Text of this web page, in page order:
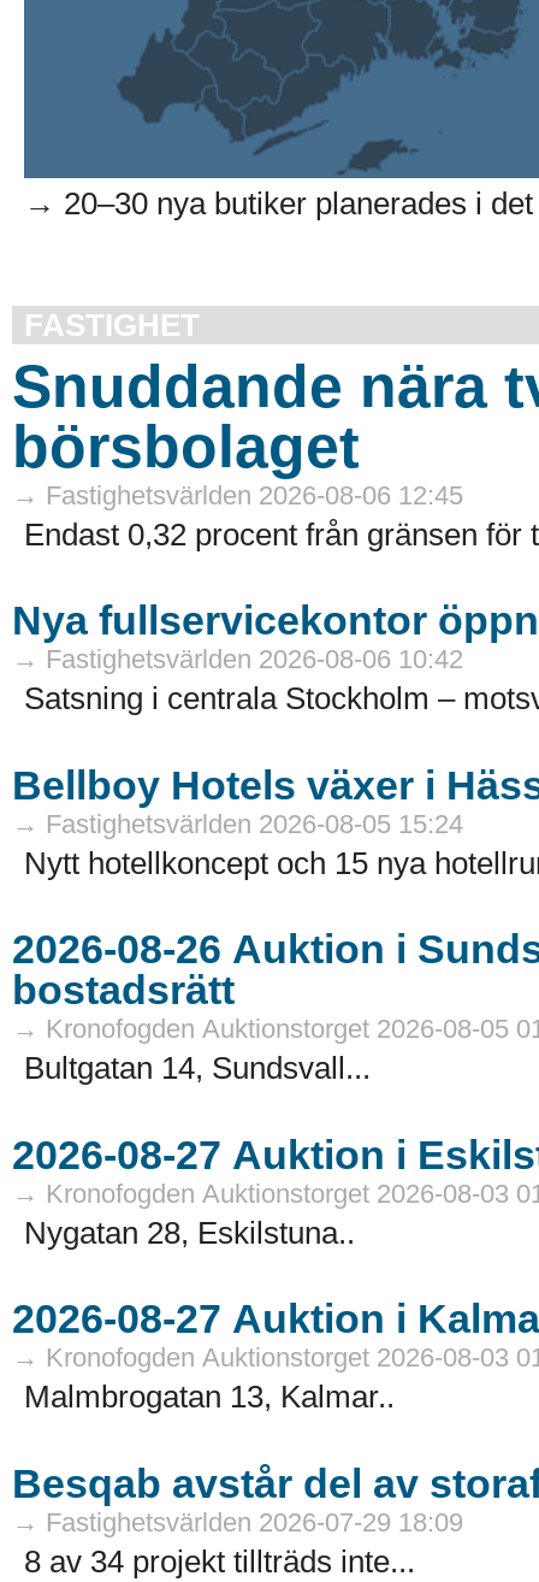
→ 20–30 nya butiker planerades i
FASTIGHET
Snuddande nära
börsbolaget
→ Fastighetsvärlden 2026-08-06 12:45
Endast 0,32 procent från gränsen för
Nya fullservicekontor
→ Fastighetsvärlden 2026-08-06 10:42
Satsning i centrala Stockholm –
Bellboy Hotels växer i
→ Fastighetsvärlden 2026-08-05 15:24
Nytt hotellkoncept och 15 nya
2026-08-26 Auktion i Sundsvall - Fastigheter och
bostadsrätt
→ Kronofogden Auktionstorget 2026-08-05
Bultgatan 14, Sundsvall...
→ Kronofogden Auktionstorget 2026-08-03
Nygatan 28, Eskilstuna..
→ Kronofogden Auktionstorget 2026-08-03
Malmbrogatan 13, Kalmar..
Besqab avstår del av
→ Fastighetsvärlden 2026-07-29 18:09
8 av 34 projekt tillträds inte...